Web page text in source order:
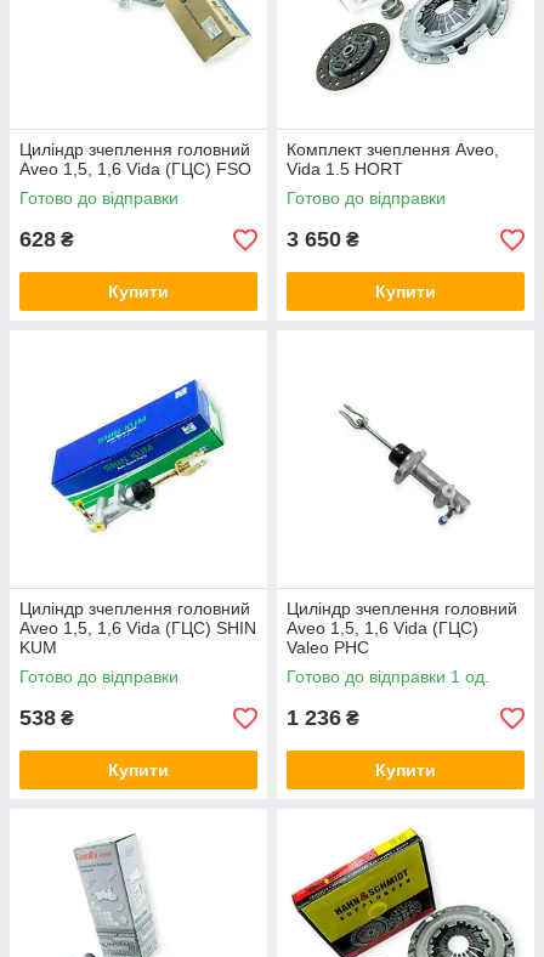
Циліндр зчеплення головний
Aveo 1,5, 1,6 Vida (ГЦС) FSO
Готово до відправки
628 ₴
Купити
Комплект зчеплення Aveo,
Vida 1.5 HORT
Готово до відправки
3 650 ₴
Купити
Циліндр зчеплення головний
Aveo 1,5, 1,6 Vida (ГЦС) SHIN
KUM
Готово до відправки
538 ₴
Купити
Циліндр зчеплення головний
Aveo 1,5, 1,6 Vida (ГЦС)
Valeo PHC
Готово до відправки 1 од.
1 236 ₴
Купити